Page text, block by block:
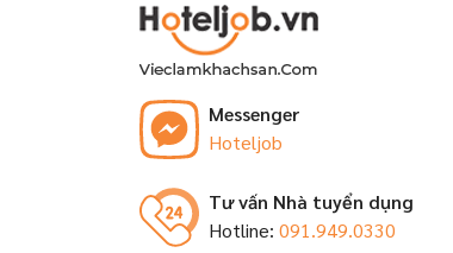
Việc làm Đào tạo viên tại Kiên
Việc làm Trợ lý, thư ký tại Kiên
Việc làm Nhân viên tại Kiên Giang
Messenger
Hoteljob
Tư vấn Nhà tuyển dụng
Hotline: 091.949.0330